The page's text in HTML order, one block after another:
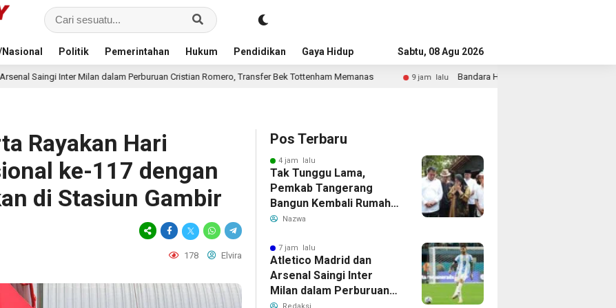
Politik Pemerintahan Hukum Pendidikan Gaya Hidup AdvertorialSabtu, 08 Agu 2026
Cristian Romero, Transfer Bek Tottenham Memanas 9 jam lalu Bandara Husein Sastranegara Kembali Layani Pesawat Jet Mulai 14
Rayakan Hari
ke-117 dengan
di Stasiun Gambir
178 Elvira
Pos Terbaru
4 jam lalu
Tak Tunggu Lama,
Pemkab Tangerang
Bangun Kembali Rumah
Warga yang Roboh
Nazwa
7 jam lalu
Atletico Madrid dan
Arsenal Saingi Inter
Milan dalam Perburuan